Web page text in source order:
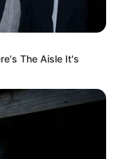
2026 à 14:26
MER dans la
GELIOT – Plat –
The Aisle It's